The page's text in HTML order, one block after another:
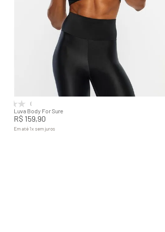
Adicionar na sacola
(0)
Luva Body For Sure
R$ 159,90
Em até 1xsem juros